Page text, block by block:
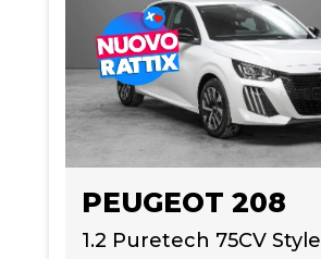
PEUGEOT 208
1.2 Puretech 75CV Style